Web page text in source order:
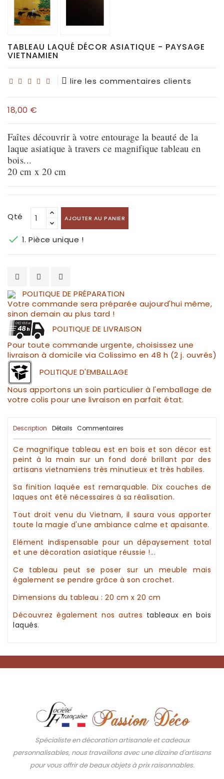
TABLEAU LAQUÉ DÉCOR ASIATIQUE - PAYSAGE
VIETNAMIEN
lire les commentaires clients
18,00 €
Faîtes découvrir à votre entourage la beauté de la
laque asiatique à travers ce magnifique tableau en
bois...
20 cm x 20 cm
Qté AJOUTER AU PANIER
 1. Pièce unique !
POLITIQUE DE PRÉPARATION
Votre commande sera préparée aujourd'hui même,
sinon demain au plus tard !
POLITIQUE DE LIVRAISON
Pour toute commande urgente, choisissez une
livraison à domicile via Colissimo en 48 h (2 j. ouvrés)
POLITIQUE D'EMBALLAGE
Nous apportons un soin particulier à l'emballage de
votre colis pour une livraison en parfait état.
Description Détails Commentaires
Ce magnifique tableau est en bois et son décor est
peint à la main sur un fond doré brillant par des
artisans vietnamiens très minutieux et très habiles.
Sa finitionlaquée est remarquable. Dix couches de
laques ont été nécessaires à sa réalisation.
Tout droit venu du Vietnam, il saura vous apporter
toute la magie d'une ambiance calme et apaisante.
Elément indispensable pour un dépaysement total
et une décoration asiatique réussie !...
Ce tableau peut se poser sur un meuble mais
également se pendre grâce à son crochet.
Dimensions du tableau : 20 cm x 20 cm
Découvrez également nos autres tableaux en bois
laqués.
Spécialiste en décoration artisanale et cadeaux
personnalisables, nous travaillons avec une dizaine d'artisans
pour vous offrir de beaux objets à prix raisonnables.